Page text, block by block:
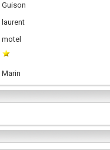
Guison
laurent
motel
Marin